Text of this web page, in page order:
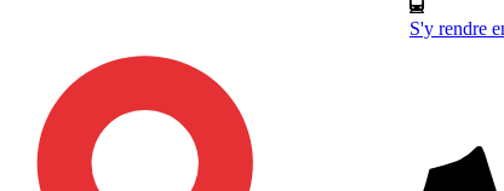
S'y rendre